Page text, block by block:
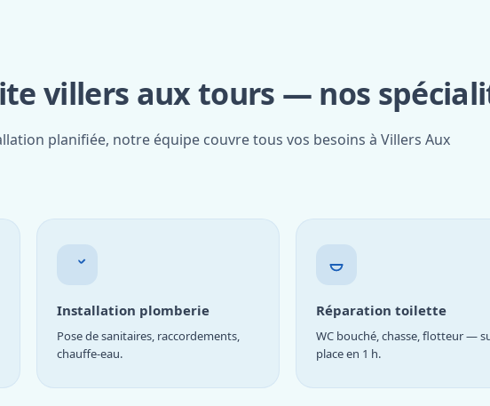
villers aux tours — nos
planifiée, notre équipe couvre tous vos besoins à Villers Aux
Installation plomberie
Pose de sanitaires, raccordements,
chauffe-eau.
Réparation toilette
WC bouché, chasse, flotteur —
place en 1 h.